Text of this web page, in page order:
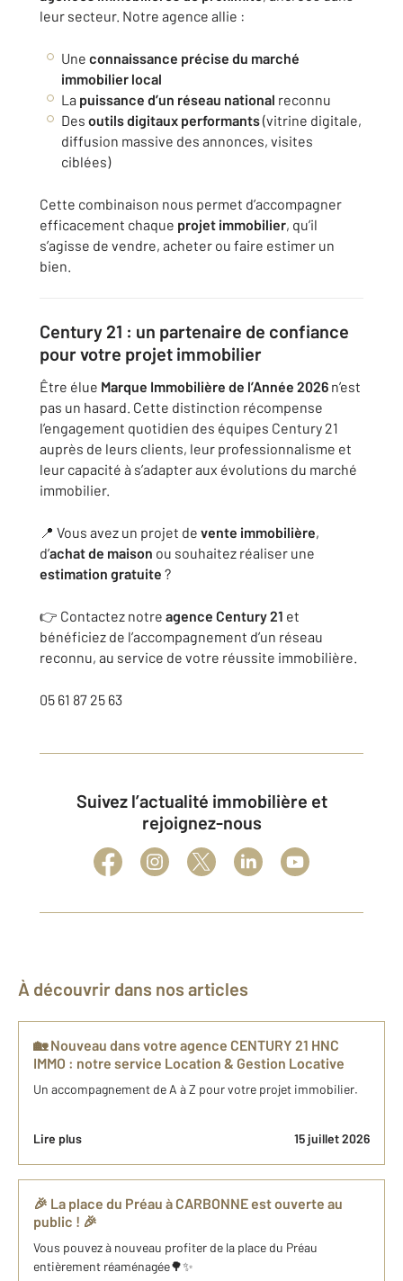
leur secteur. Notre agence allie :
Une connaissance précise du marché
immobilier local
La puissance d’un réseau national reconnu
Des outils digitaux performants(vitrine digitale,
diffusion massive des annonces, visites
ciblées)
Cette combinaison nous permet d’accompagner
efficacement chaque projet immobilier, qu’il
s’agisse de vendre, acheter ou faire estimer un
bien.
Century 21 : un partenaire de confiance
pour votre projet immobilier
Être élue Marque Immobilière de l’Année 2026 n’est
pas un hasard. Cette distinction récompense
l’engagement quotidien des équipes Century 21
auprès de leurs clients, leur professionnalisme et
leur capacité à s’adapter aux évolutions du marché
immobilier.
📍 Vous avez un projet de vente immobilière,
d’achat de maison ou souhaitez réaliser une
estimation gratuite ?
👉 Contactez notre agence Century 21 et
bénéficiez de l’accompagnement d’un réseau
reconnu, au service de votre réussite immobilière.
05 61 87 25 63
Suivez l’actualité immobilière et
rejoignez-nous
À découvrir dans nos articles
🏡 Nouveau dans votre agence CENTURY 21 HNC
IMMO : notre service Location & Gestion Locative
Un accompagnement de A à Z pour votre projet immobilier.
Lire plus 15 juillet 2026
🎉 La place du Préau à CARBONNE est ouverte au
public ! 🎉
Vous pouvez à nouveau profiter de la place du Préau
entièrement réaménagée🌳✨